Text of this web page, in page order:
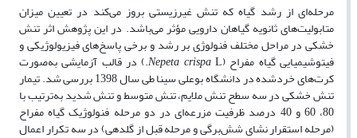
مرحله‌ای از رشد گیاه که تنش غیرزیستی بروز می‌کند در تعیین میزان
متابولیت‌های ثانویه گیاهان دارویی مؤثر می‌باشد. در این پژوهش اثر تنش
خشکی در مراحل مختلف فنولوژی بر رشد و برخی پاسخ‌های فیزیولوژیکی و
فیتوشیمیایی گیاه مفراح ( Nepeta crispaL.) در قالب آزمایشی به‌صورت
کرت‌های خردشده در دانشگاه بوعلی سینا طی سال 1398 بررسی شد. تیمار
تنش خشکی در سه سطح تنش ملایم، تنش متوسط و تنش شدید به‌ترتیب با
80، 60 و 40 درصد ظرفیت مزرعه‌ای در دو مرحله فنولوژیک گیاه مفراح
(مرحله استقرار نشای شش‌برگی و مرحله قبل از گلدهی) در سه تکرار اعمال